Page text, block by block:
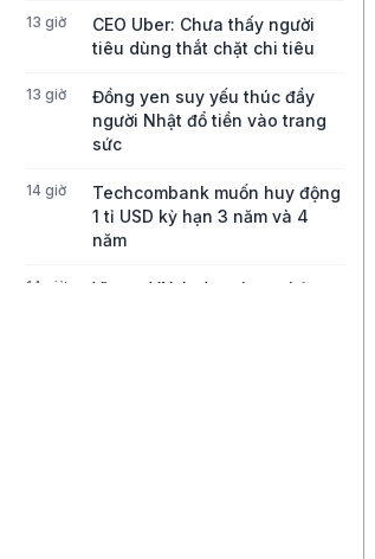
13 giờ
CEO Uber: Chưa thấy người
tiêu dùng thắt chặt chi tiêu
13 giờ
Đồng yen suy yếu thúc đẩy
người Nhật đổ tiền vào trang
sức
14 giờ
Techcombank muốn huy động
1 tỉ USD kỳ hạn 3 năm và 4
năm
14 giờ
Vì sao VN-Index chưa phản